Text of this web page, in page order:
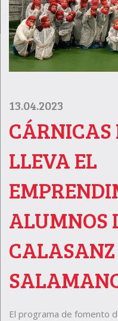
13.04.2023
CÁRNICAS
LLEVA EL
ALUMNOS
CALASANZ
El programa de fomento